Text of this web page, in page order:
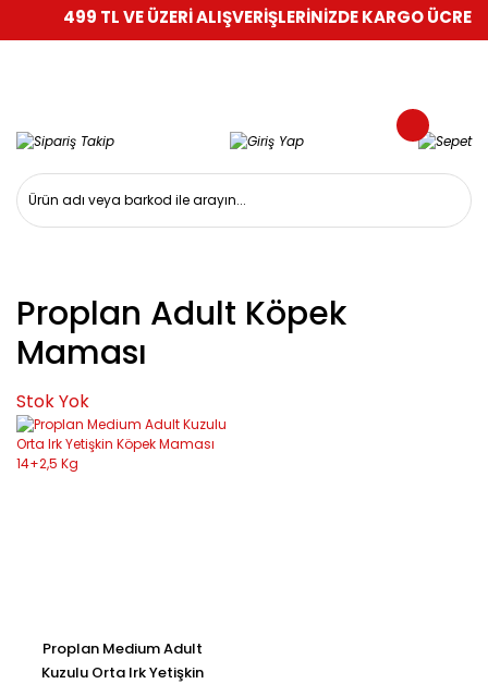
499 TL VE ÜZERİ ALIŞVERİŞLERİNİZDE KARGO
Proplan Adult Köpek
Maması
Stok Yok
Proplan Medium Adult
Kuzulu Orta Irk Yetişkin